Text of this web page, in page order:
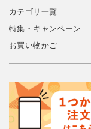
カテゴリ一覧
特集・キャンペーン
お買い物かご